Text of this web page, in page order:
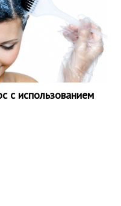
с использованием